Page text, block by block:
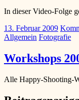
In dieser Video-Folge
13. Februar 2009
Allgemein Fotografie
Workshops
Alle Happy-Shooting-